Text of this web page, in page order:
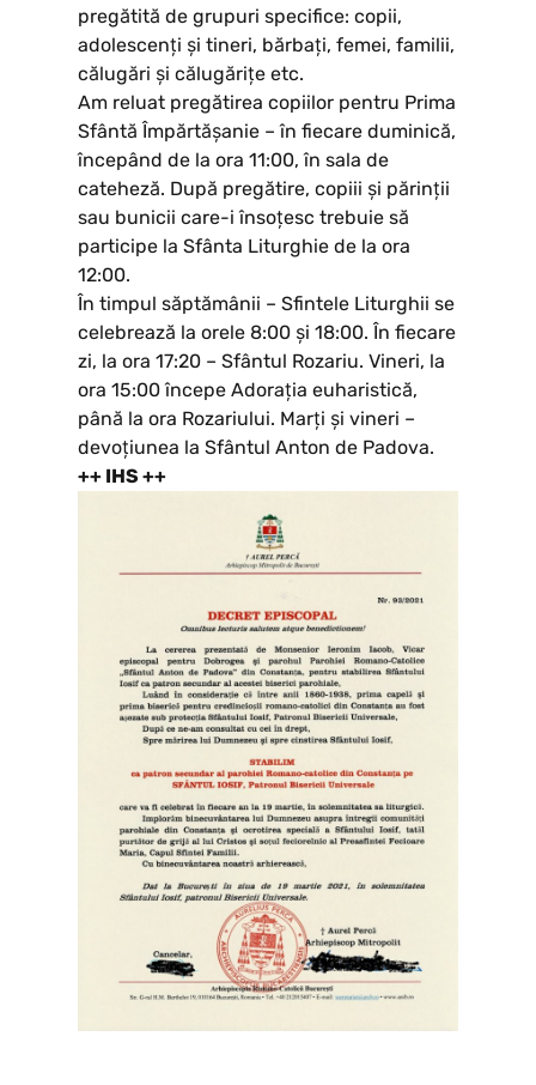
pregătită de grupuri specifice: copii,
adolescenți și tineri, bărbați, femei, familii,
călugări și călugărițe etc.
Am reluat pregătirea copiilor pentru Prima
Sfântă Împărtășanie – în fiecare duminică,
începând de la ora 11:00, în sala de
cateheză. După pregătire, copiii și părinții
sau bunicii care-i însoțesc trebuie să
participe la Sfânta Liturghie de la ora
12:00.
În timpul săptămânii – Sfintele Liturghii se
celebrează la orele 8:00 și 18:00. În fiecare
zi, la ora 17:20 – Sfântul Rozariu. Vineri, la
ora 15:00 începe Adorația euharistică,
până la ora Rozariului. Marți și vineri –
devoțiunea la Sfântul Anton de Padova.
++ IHS ++